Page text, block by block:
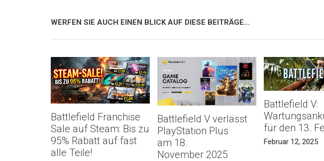
WERFEN SIE AUCH EINEN BLICK AUF DIESE BEITRÄGE...
Battlefield Franchise
Sale auf Steam: Bis zu
95% Rabatt auf fast
alle Teile!
Battlefield V verlässt
PlayStation Plus
am 18.
November 2025
Battlefield V:
für den 13.
Februar 12, 2025